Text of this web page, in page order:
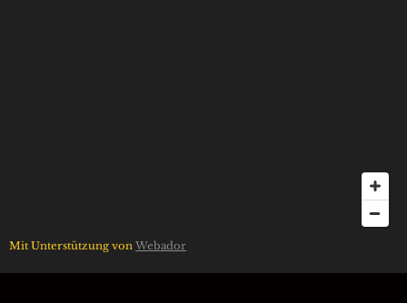
Mit Unterstützung von Webador